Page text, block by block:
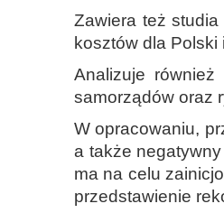
Zawiera też
kosztów dla
Analizuje również
samorządów oraz
W opracowaniu,
a także
ma na celu
przedstawienie